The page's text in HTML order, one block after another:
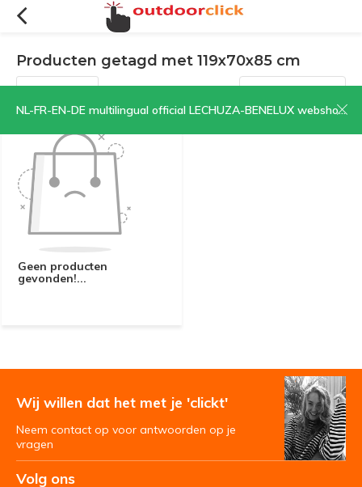
NL-FR-EN-DE multilingual official LECHUZA-BENELUX webshop | CLICK HERE NOW!
Producten getagd met 119x70x85 cm
Filters Sorteren op:
Geen producten
gevonden!...
Wij willen dat het met je 'clickt'
Neem contact op voor antwoorden op je
vragen
Volg ons